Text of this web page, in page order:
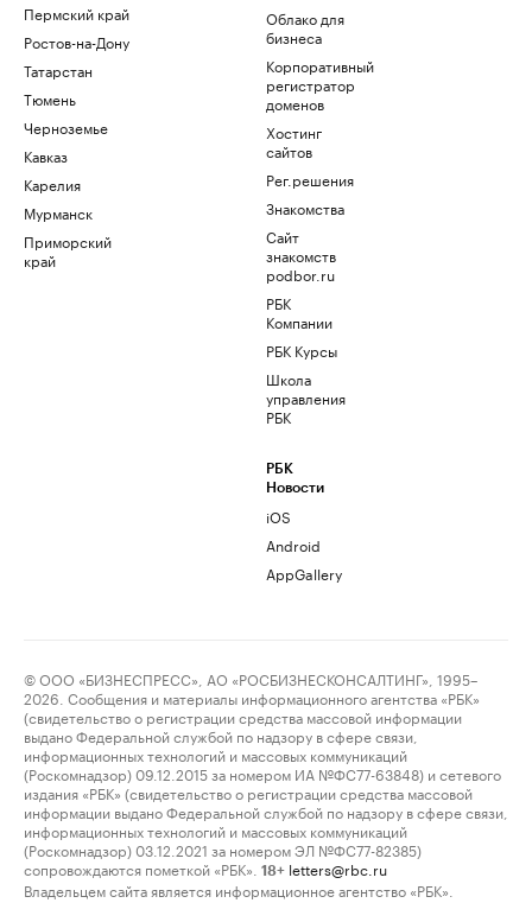
Пермский край
Ростов-на-Дону
Татарстан
Тюмень
Черноземье
Кавказ
Карелия
Мурманск
Приморский
край
Облако для
бизнеса
Корпоративный
регистратор
доменов
Хостинг
сайтов
Рег.решения
Знакомства
Сайт
знакомств
podbor.ru
РБК
Компании
РБК Курсы
Школа
управления
РБК
РБК
Новости
iOS
Android
AppGallery
© ООО «БИЗНЕСПРЕСС», АО «РОСБИЗНЕСКОНСАЛТИНГ», 1995–
2026. Сообщения и материалы информационного агентства «РБК»
(свидетельство о регистрации средства массовой информации
выдано Федеральной службой по надзору в сфере связи,
информационных технологий и массовых коммуникаций
(Роскомнадзор) 09.12.2015 за номером ИА №ФС77-63848) и сетевого
издания «РБК» (свидетельство о регистрации средства массовой
информации выдано Федеральной службой по надзору в сфере связи,
информационных технологий и массовых коммуникаций
(Роскомнадзор) 03.12.2021 за номером ЭЛ №ФС77-82385)
сопровождаются пометкой «РБК».
18+ letters@rbc.ru
Владельцем сайта является информационное агентство «РБК».